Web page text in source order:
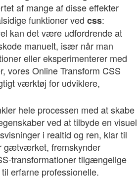
af mange af disse effekter
funktioner ved css:
kan det være udfordrende at
manuelt, især når man
eller eksperimenterer med
vores Online Transform CSS
værktøj for udviklere,
hele processen med at skabe
ved at tilbyde en visuel
i realtid og ren, klar til
gætværket, fremskynder
transformationer tilgængelige
erfarne professionelle.